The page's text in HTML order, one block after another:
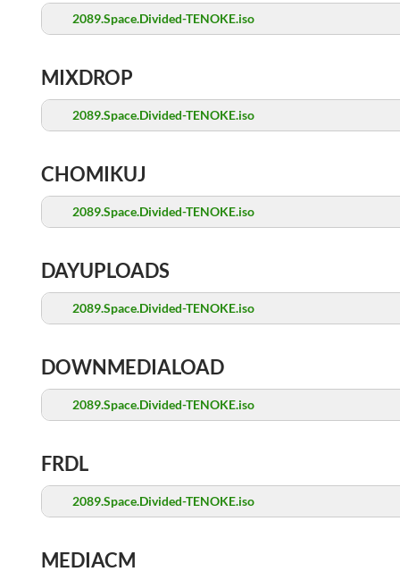
2089.Space.Divided-TENOKE.iso
MIXDROP
2089.Space.Divided-TENOKE.iso
CHOMIKUJ
2089.Space.Divided-TENOKE.iso
DAYUPLOADS
2089.Space.Divided-TENOKE.iso
DOWNMEDIALOAD
2089.Space.Divided-TENOKE.iso
FRDL
2089.Space.Divided-TENOKE.iso
MEDIACM